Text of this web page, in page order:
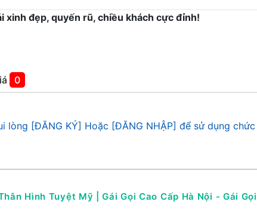
xinh đẹp, quyến rũ, chiều khách cực đỉnh!
0
lòng [ĐĂNG KÝ] Hoặc [ĐĂNG NHẬP] để sử dụng chức
Hình Tuyệt Mỹ | Gái Gọi Cao Cấp Hà Nội - Gái